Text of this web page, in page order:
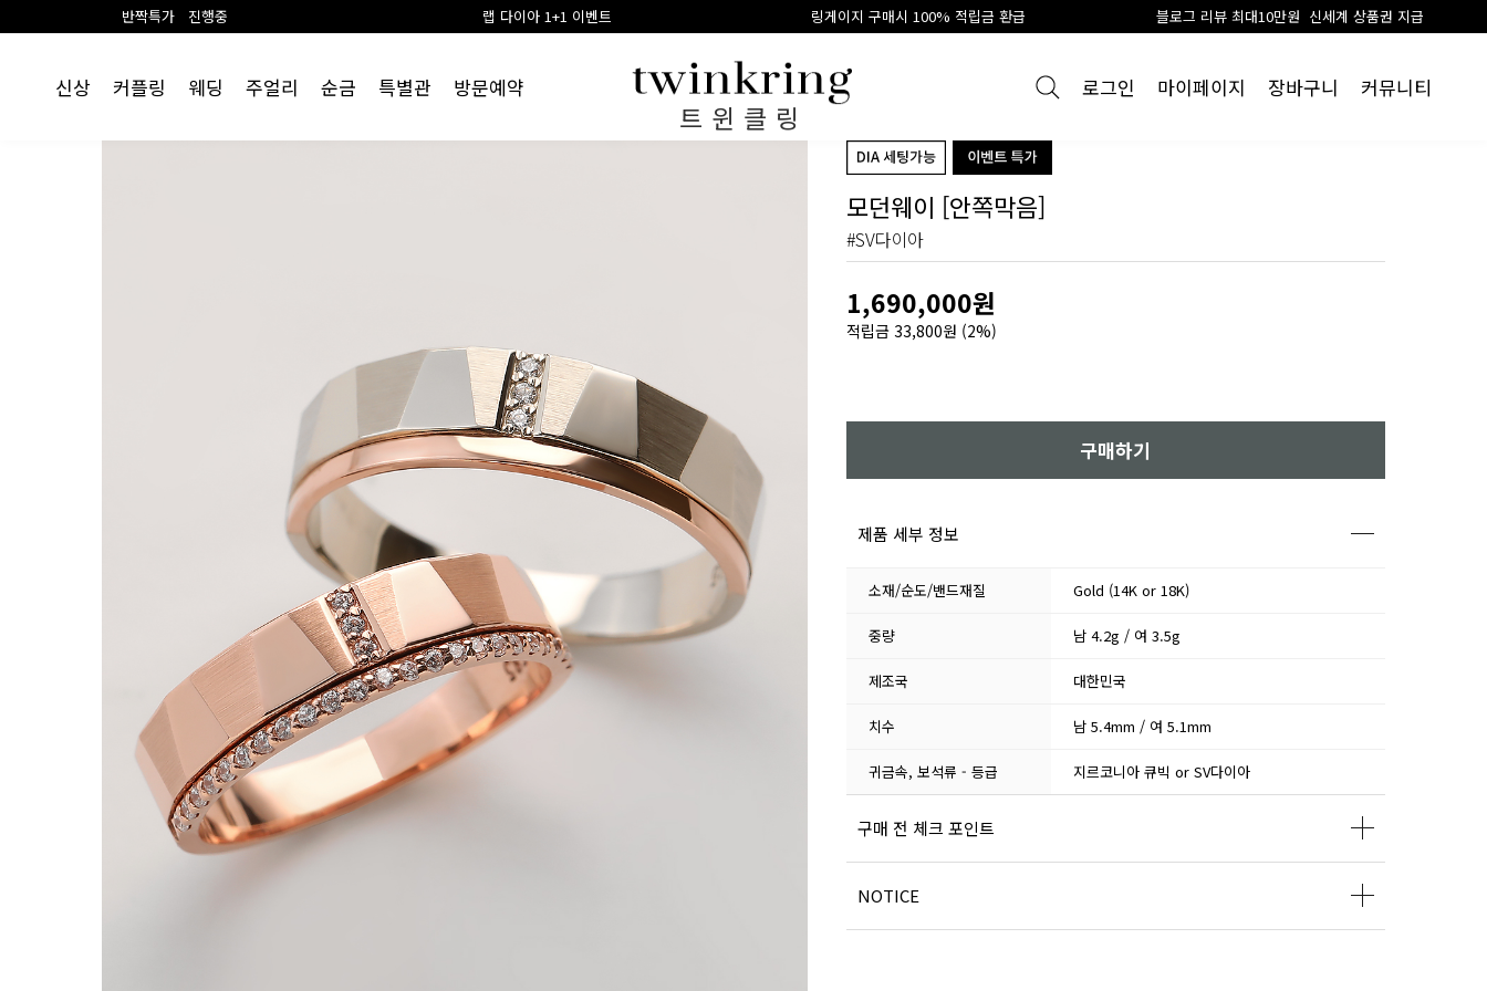
랩 다이아 1+1 이벤트 링게이지 구매시 100% 적립금 환급 블로그 리뷰 최대10만원 신세계 상품권 지급
트윈클링
신상 커플링 웨딩 주얼리 순금 특별관 방문예약 로그인 마이페이지 장바구니 커뮤니티
모던웨이 [안쪽막음]
#SV다이아
1,690,000원
적립금 33,800원 (2%)
구매하기
제품 세부 정보
소재/순도/밴드재질 Gold (14K or 18K)
중량 남 4.2g / 여 3.5g
제조국 대한민국
치수 남 5.4mm / 여 5.1mm
귀금속, 보석류 - 등급 지르코니아 큐빅 or SV다이아
구매 전 체크 포인트
NOTICE